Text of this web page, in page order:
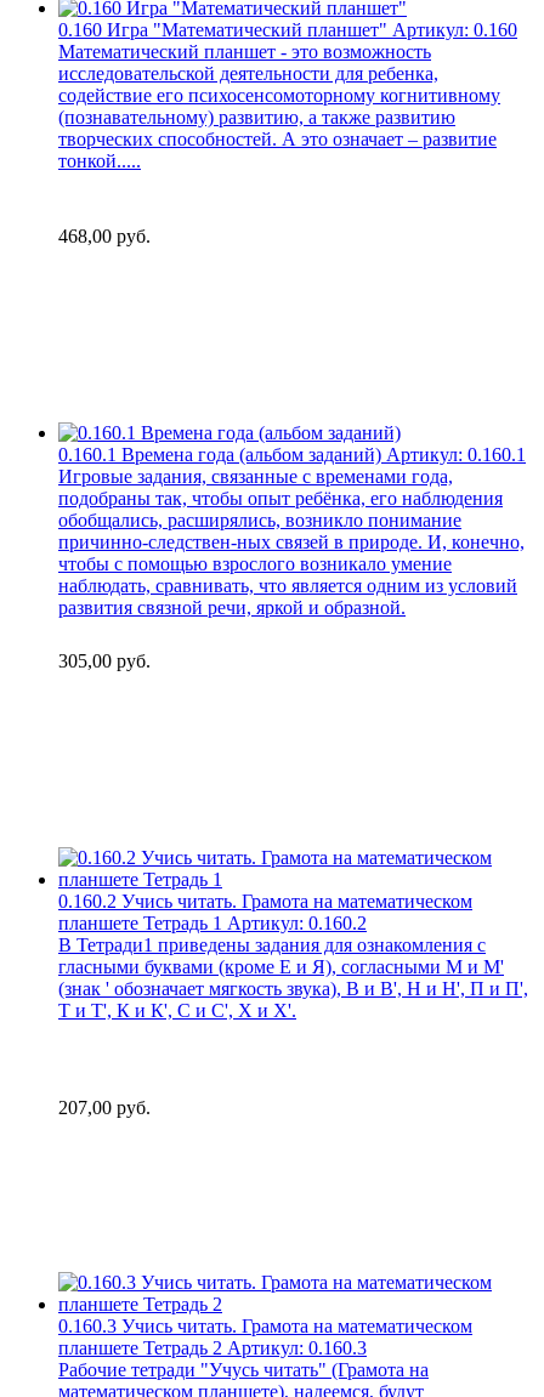
0.160 Игра "Математический планшет" Артикул: 0.160
Математический планшет - это возможность
исследовательской деятельности для ребенка,
содействие его психосенсомоторному когнитивному
(познавательному) развитию, а также развитию
творческих способностей. А это означает – развитие
тонкой.....
468,00 руб.
0.160.1 Времена года (альбом заданий) Артикул: 0.160.1
Игровые задания, связанные с временами года,
подобраны так, чтобы опыт ребёнка, его наблюдения
обобщались, расширялись, возникло понимание
причинно-следствен-ных связей в природе. И, конечно,
чтобы с помощью взрослого возникало умение
наблюдать, сравнивать, что является одним из условий
развития связной речи, яркой и образной.
305,00 руб.
0.160.2 Учись читать. Грамота на математическом
планшете Тетрадь 1 Артикул: 0.160.2
В Тетради1 приведены задания для ознакомления с
гласными буквами (кроме Е и Я), согласными М и М'
(знак ' обозначает мягкость звука), В и В', Н и Н', П и П',
Т и Т', К и К', С и С', Х и Х'.
207,00 руб.
0.160.3 Учись читать. Грамота на математическом
планшете Тетрадь 2 Артикул: 0.160.3
Рабочие тетради "Учусь читать" (Грамота на
математическом планшете), надеемся, будут